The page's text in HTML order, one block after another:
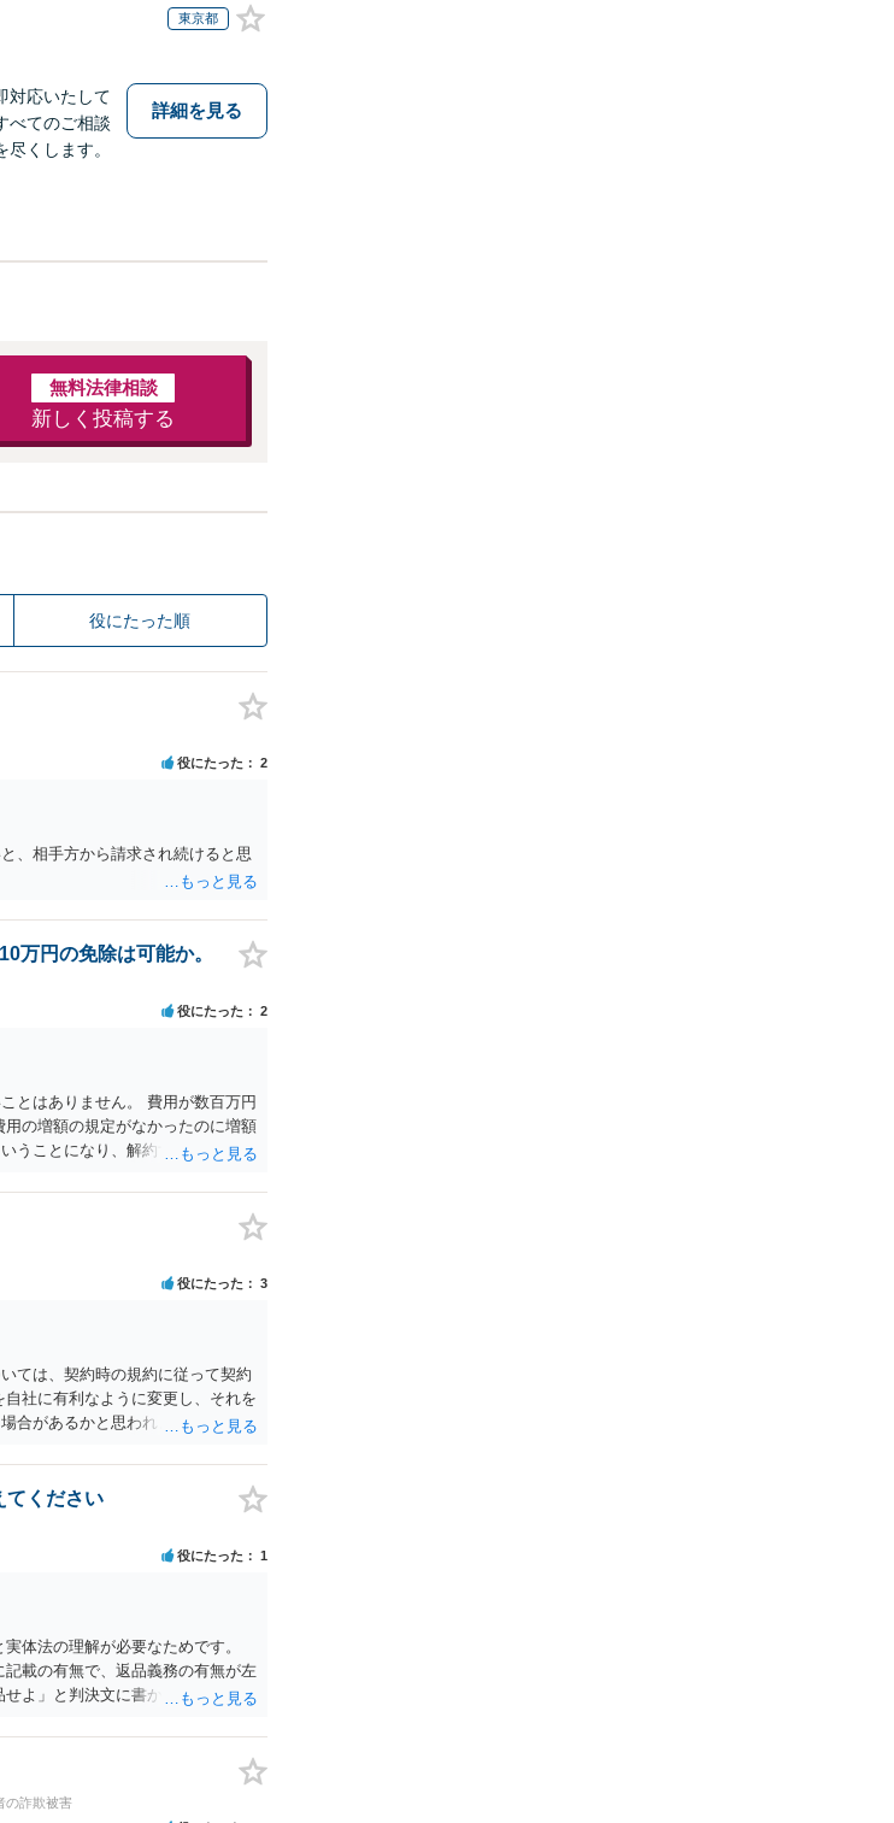
東京都
対応いたして
べてのご相談
くします。
詳細を見る
無料法律相談
新しく投稿する
役にたった順
役にたった 2
、相手方から請求され続けると思
万円の免除は可能か。
役にたった 2
とはありません。 費用が数百万円
の増額の規定がなかったのに増額
うことになり、解約するのは理由
役にたった 3
ては、契約時の規約に従って契約
社に有利なように変更し、それを
合があるかと思われます。
てください
役にたった 1
体法の理解が必要なためです。
載の有無で、返品義務の有無が左
よ」と判決文に書かれていなくて
訟上何等かの形で、返品義務の有
うような判断が判決理由中で下さ
の詐欺被害